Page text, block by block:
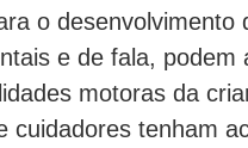
o
e de fala,
motoras da
cuidadores tenham